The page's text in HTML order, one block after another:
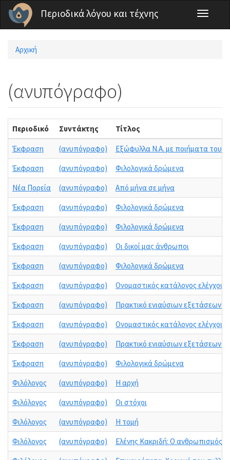
Παράκαμψη προς το κυρίως περιεχόμενο
Περιοδικά λόγου και τέχνης
Toggle
Είστε εδώ
Αρχική
(ανυπόγραφο)
Περιοδικό Συντάκτης Τίτλος
Έκφραση (ανυπόγραφο)
Εξώφυλλα Ν.Α. με ποιήματα του
Έκφραση
(ανυπόγραφο)
Φιλολογικά δρώμενα
Νέα Πορεία
(ανυπόγραφο)
Από μήνα σε μήνα
Έκφραση
(ανυπόγραφο)
Φιλολογικά δρώμενα
Έκφραση
(ανυπόγραφο)
Φιλολογικά δρώμενα
Έκφραση
(ανυπόγραφο)
Οι δικοί μας άνθρωποι
Έκφραση
(ανυπόγραφο)
Φιλολογικά δρώμενα
Έκφραση
(ανυπόγραφο)
Ονομαστικός κατάλογος ελέγχου
Έκφραση
(ανυπόγραφο)
Πρακτικό ενιαύσιων εξετάσεων
Έκφραση
(ανυπόγραφο)
Ονομαστικός κατάλογος ελέγχου
Έκφραση
(ανυπόγραφο)
Πρακτικό ενιαύσιων εξετάσεων
Έκφραση
(ανυπόγραφο)
Φιλολογικά δρώμενα
Φιλόλογος
(ανυπόγραφο)
Η αρχή
Φιλόλογος
(ανυπόγραφο)
Οι στόχοι
Φιλόλογος
(ανυπόγραφο)
Η τομή
Φιλόλογος
(ανυπόγραφο)
Ελένης Κακριδή: Ο ανθρωπισμός